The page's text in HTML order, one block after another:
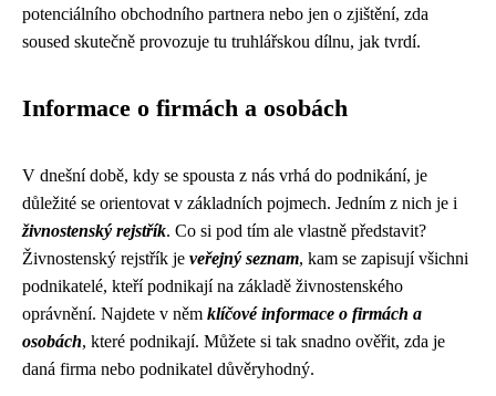
potenciálního obchodního partnera nebo jen o zjištění, zda
soused skutečně provozuje tu truhlářskou dílnu, jak tvrdí.
Informace o firmách a osobách
V dnešní době, kdy se spousta z nás vrhá do podnikání, je
důležité se orientovat v základních pojmech. Jedním z nich je i
živnostenský rejstřík. Co si pod tím ale vlastně představit?
Živnostenský rejstřík je veřejný seznam, kam se zapisují všichni
podnikatelé, kteří podnikají na základě živnostenského
oprávnění. Najdete v něm klíčové informace o firmách a
osobách, které podnikají. Můžete si tak snadno ověřit, zda je
daná firma nebo podnikatel důvěryhodný.